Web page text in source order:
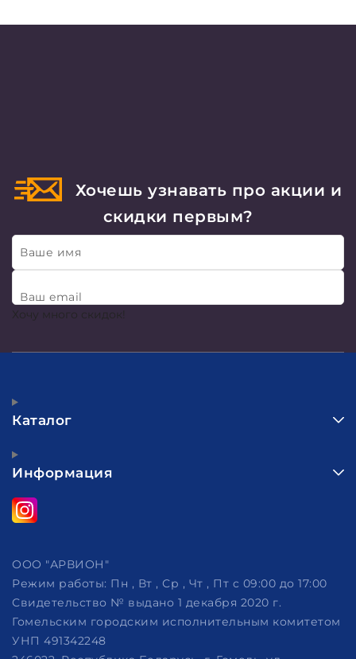
Хочешь узнавать про акции и
скидки первым?
Ваше имя
Ваш email
Хочу много скидок!
Каталог
Информация
ООО "АРВИОН"
Режим работы: Пн , Вт , Ср , Чт , Пт c 09:00 до 17:00
Свидетельство № выдано 1 декабря 2020 г.
Гомельским городским исполнительным комитетом
УНП 491342248